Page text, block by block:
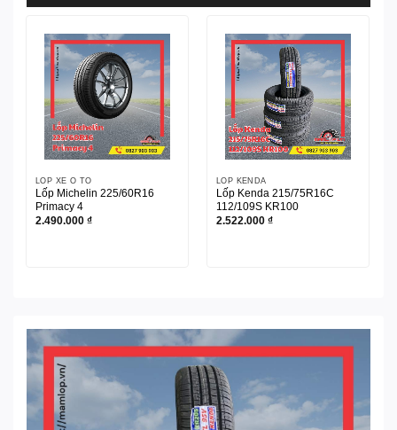
LỐP XE Ô TÔ
Lốp Michelin 225/60R16
Primacy 4
2.490.000 ₫
LỐP KENDA
Lốp Kenda 215/75R16C
112/109S KR100
2.522.000 ₫